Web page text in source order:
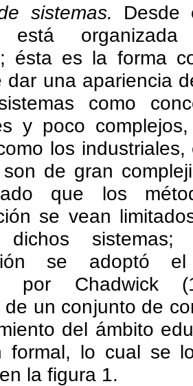
sistemas. Desde
está organizada
ésta es la forma
dar una apariencia
como
y poco
los
son de gran
que los
se vean
dichos
se adoptó el
por Chadwick
de un conjunto de
del ámbito
formal, lo cual se
la figura 1.